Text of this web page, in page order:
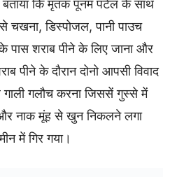
बताया कि मृतक पूनम पटेल के साथ
चखना, डिस्पोजल, पानी पाउच
पास शराब पीने के लिए जाना और
पीने के दौरान दोनो आपसी विवाद
गाली गलौच करना जिससें गुस्से में
नाक मूंह से खुन निकलने लगा
में गिर गया।